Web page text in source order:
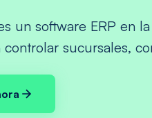
un software ERP en
sucursales,